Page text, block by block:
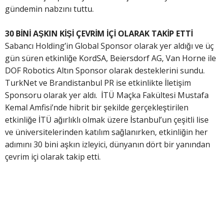
gündemin nabzını tuttu.
30 BİNİ AŞKIN KİŞİ ÇEVRİM İÇİ OLARAK TAKİP ETTİ
Sabancı Holding’in Global Sponsor olarak yer aldığı ve üç
gün süren etkinliğe KordSA, Beiersdorf AG, Van Horne ile
DOF Robotics Altın Sponsor olarak desteklerini sundu.
TurkNet ve Brandistanbul PR ise etkinlikte İletişim
Sponsoru olarak yer aldı. İTÜ Maçka Fakültesi Mustafa
Kemal Amfisi’nde hibrit bir şekilde gerçekleştirilen
etkinliğe İTÜ ağırlıklı olmak üzere İstanbul’un çeşitli lise
ve üniversitelerinden katılım sağlanırken, etkinliğin her
adımını 30 bini aşkın izleyici, dünyanın dört bir yanından
çevrim içi olarak takip etti.